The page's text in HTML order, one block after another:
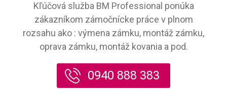
Kľúčová služba BM Professional ponúka
zákazníkom zámočnícke práce v plnom
rozsahu ako : výmena zámku, montáž zámku,
oprava zámku, montáž kovania a pod.
0940 888 383